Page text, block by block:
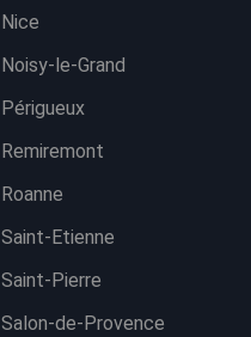
Nice
Noisy-le-Grand
Périgueux
Remiremont
Roanne
Saint-Etienne
Saint-Pierre
Salon-de-Provence